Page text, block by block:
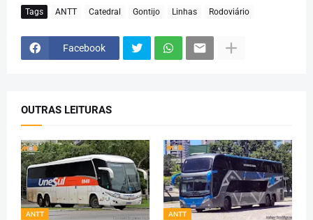
Tags ANTT Catedral Gontijo Linhas Rodoviário
Facebook
OUTRAS LEITURAS
ANTT ANTT